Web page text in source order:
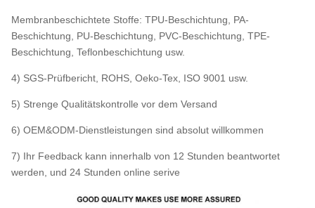
Membranbeschichtete Stoffe: TPU-Beschichtung, PA-
Beschichtung, PU-Beschichtung, PVC-Beschichtung, TPE-
Beschichtung, Teflonbeschichtung usw.
4) SGS-Prüfbericht, ROHS, Oeko-Tex, ISO 9001 usw.
5) Strenge Qualitätskontrolle vor dem Versand
6) OEM&ODM-Dienstleistungen sind absolut willkommen
7) Ihr Feedback kann innerhalb von 12 Stunden beantwortet
werden, und 24 Stunden online serive